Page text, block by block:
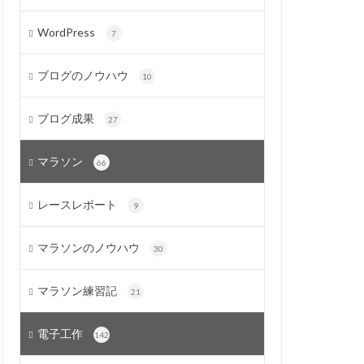
WordPress 7
ブログのノウハウ 10
ブログ成果 27
マラソン 66
レースレポート 9
マラソンのノウハウ 30
マラソン練習記 21
電子工作 142